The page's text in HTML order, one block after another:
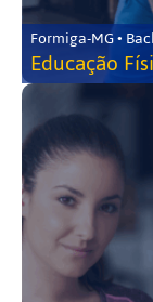
Formiga-MG •
Educação